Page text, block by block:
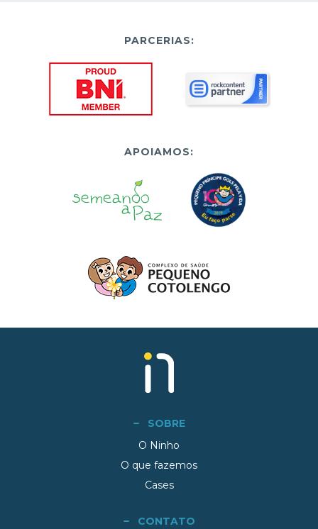
PARCERIAS:
APOIAMOS:
SOBRE
O Ninho
O que fazemos
Cases
CONTATO